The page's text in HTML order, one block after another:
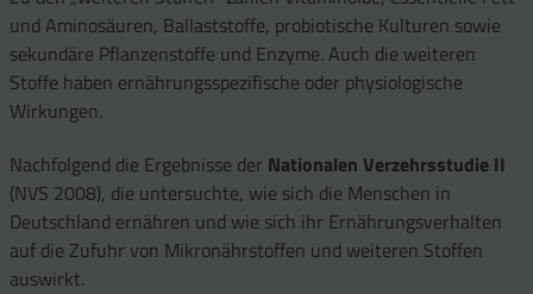
und Aminosäuren, Ballaststoffe, probiotische Kulturen sowie
sekundäre Pflanzenstoffe und Enzyme. Auch die weiteren
Stoffe haben ernährungsspezifische oder physiologische
Wirkungen.
Nachfolgend die Ergebnisse der Nationalen Verzehrsstudie II
(NVS 2008), die untersuchte, wie sich die Menschen in
Deutschland ernähren und wie sich ihr Ernährungsverhalten
auf die Zufuhr von Mikronährstoffen und weiteren Stoffen
auswirkt.